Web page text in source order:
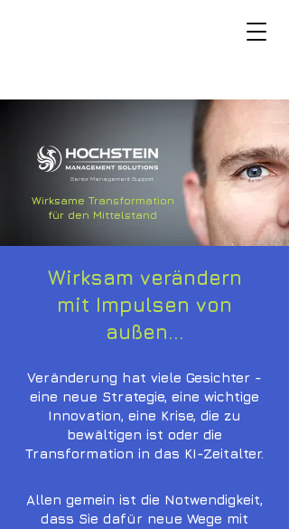
Senior Management Support
Wirksame Transformation
für den Mittelstand
Wirksam verändern
mit Impulsen von
außen...
Veränderung hat viele Gesichter -
eine neue Strategie, eine wichtige
Innovation, eine Krise, die zu
bewältigen ist oder die
Transformation in das KI-Zeitalter.
Allen gemein ist die Notwendigkeit,
dass Sie dafür neue Wege mit